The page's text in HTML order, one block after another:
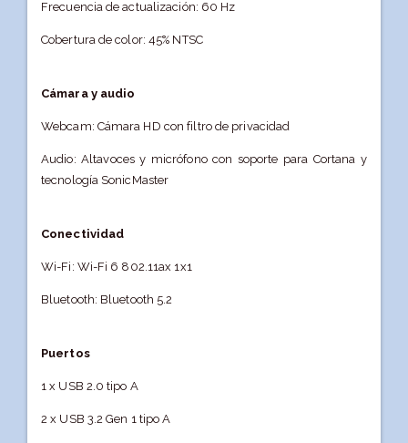
Frecuencia de actualización: 60 Hz
Cobertura de color: 45% NTSC
Cámara y audio
Webcam: Cámara HD con filtro de privacidad
Audio: Altavoces y micrófono con soporte para Cortana y
tecnología SonicMaster
Conectividad
Wi-Fi: Wi-Fi 6 802.11ax 1x1
Bluetooth: Bluetooth 5.2
Puertos
1 x USB 2.0 tipo A
2 x USB 3.2 Gen 1 tipo A